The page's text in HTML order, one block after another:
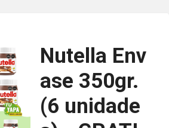
Nutella Env
ase 350gr.
(6 unidade